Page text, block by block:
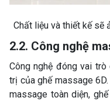
Chất liệu và thiết kế sẽ
2.2. Công nghệ
Công nghệ đóng vai
trị của ghế massage
massage toàn diện,